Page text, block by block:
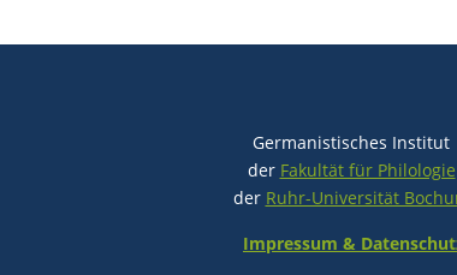
Germanistisches Institut
der Fakultät für Philologie
der Ruhr-Universität
Impressum &